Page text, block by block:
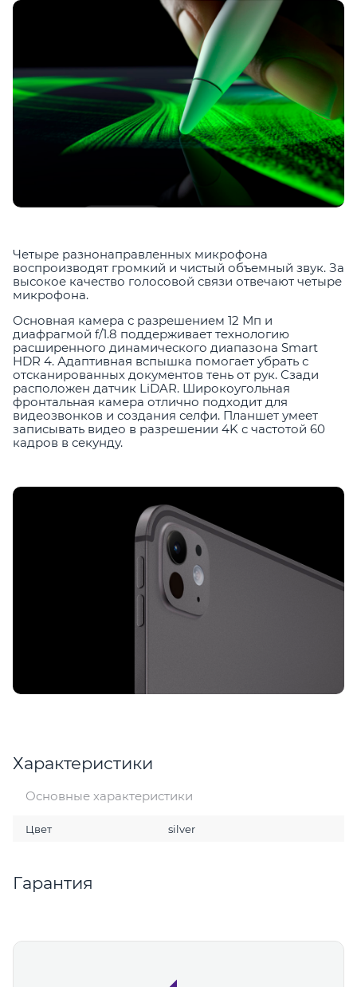
Четыре разнонаправленных микрофона
воспроизводят громкий и чистый объемный звук. За
высокое качество голосовой связи отвечают четыре
микрофона.
Основная камера с разрешением 12 Мп и
диафрагмой f/1.8 поддерживает технологию
расширенного динамического диапазона Smart
HDR 4. Адаптивная вспышка помогает убрать с
отсканированных документов тень от рук. Сзади
расположен датчик LiDAR. Широкоугольная
фронтальная камера отлично подходит для
видеозвонков и создания селфи. Планшет умеет
записывать видео в разрешении 4K с частотой 60
кадров в секунду.
Характеристики
Основные характеристики
Цвет silver
Гарантия